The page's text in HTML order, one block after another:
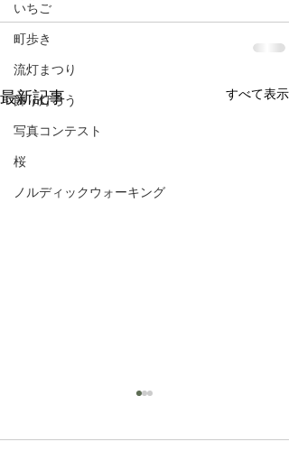
いちご
町歩き
流灯まつり
飾り灯ろう
写真コンテスト
桜
ノルディックウォーキング
最新記事 すべて表示